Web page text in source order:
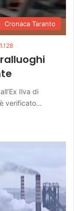
Cronaca Taranto
1.128
Ilva di
verificato…